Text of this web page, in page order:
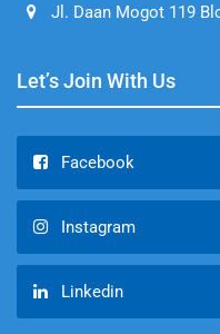
Jl. Daan Mogot 119
Let’s Join With Us
Facebook
Instagram
Linkedin